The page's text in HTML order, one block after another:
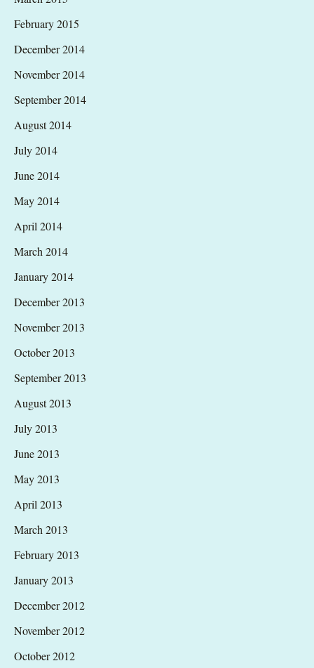
February 2015
December 2014
November 2014
September 2014
August 2014
July 2014
June 2014
May 2014
April 2014
March 2014
January 2014
December 2013
November 2013
October 2013
September 2013
August 2013
July 2013
June 2013
May 2013
April 2013
March 2013
February 2013
January 2013
December 2012
November 2012
October 2012